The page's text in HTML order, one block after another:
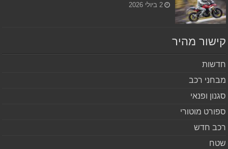
2 ביולי 2026
מהיר
רכב
ופנאי
מוטורי
חדש